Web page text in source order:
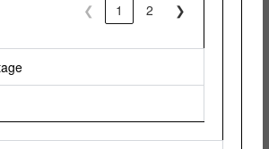
❮
1 2 ❯